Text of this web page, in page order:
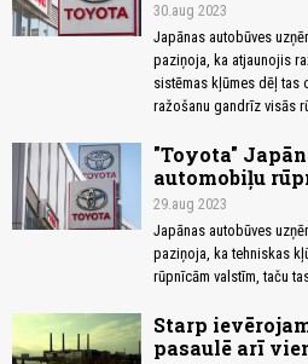
30.aug 2023
Japānas autobūves
paziņoja, ka atjaunojis
sistēmas kļūmes dēļ tas
ražošanu gandrīz visās
"Toyota"
automobiļu
29.aug 2023
Japānas autobūves
paziņoja, ka tehniskas
rūpnīcām valstīm, taču
Starp
pasaulē arī